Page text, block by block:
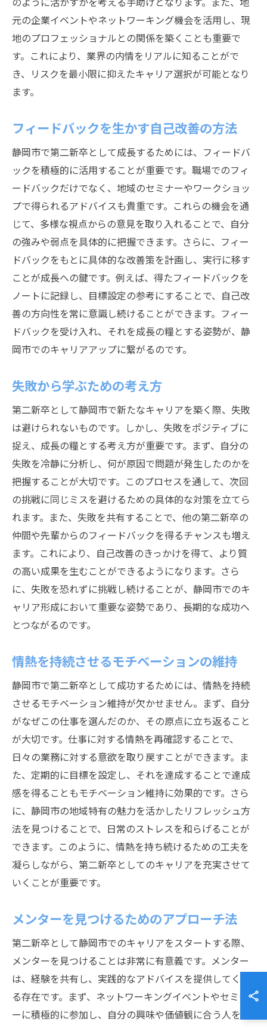
元の企業イベントやネットワーキング機会を活用し、現
地のプロフェッショナルとの関係を築くことも重要で
す。これにより、業界の内情をリアルに知ることがで
き、リスクを最小限に抑えたキャリア選択が可能となり
ます。
フィードバックを生かす自己改善の方法
静岡市で第二新卒として成長するためには、フィードバ
ックを積極的に活用することが重要です。職場でのフィ
ードバックだけでなく、地域のセミナーやワークショッ
プで得られるアドバイスも貴重です。これらの機会を通
じて、多様な視点からの意見を取り入れることで、自分
の強みや弱点を具体的に把握できます。さらに、フィー
ドバックをもとに具体的な改善策を計画し、実行に移す
ことが成長への鍵です。例えば、得たフィードバックを
ノートに記録し、目標設定の参考にすることで、自己改
善の方向性を常に意識し続けることができます。フィー
ドバックを受け入れ、それを成長の糧とする姿勢が、静
岡市でのキャリアアップに繋がるのです。
失敗から学ぶための考え方
第二新卒として静岡市で新たなキャリアを築く際、失敗
は避けられないものです。しかし、失敗をポジティブに
捉え、成長の糧とする考え方が重要です。まず、自分の
失敗を冷静に分析し、何が原因で問題が発生したのかを
把握することが大切です。このプロセスを通して、次回
の挑戦に同じミスを避けるための具体的な対策を立てら
れます。また、失敗を共有することで、他の第二新卒の
仲間や先輩からのフィードバックを得るチャンスも増え
ます。これにより、自己改善のきっかけを得て、より質
の高い成果を生むことができるようになります。さら
に、失敗を恐れずに挑戦し続けることが、静岡市でのキ
ャリア形成において重要な姿勢であり、長期的な成功へ
とつながるのです。
情熱を持続させるモチベーションの維持
静岡市で第二新卒として成功するためには、情熱を持続
させるモチベーション維持が欠かせません。まず、自分
がなぜこの仕事を選んだのか、その原点に立ち返ること
が大切です。仕事に対する情熱を再確認することで、
日々の業務に対する意欲を取り戻すことができます。ま
た、定期的に目標を設定し、それを達成することで達成
感を得ることもモチベーション維持に効果的です。さら
に、静岡市の地域特有の魅力を活かしたリフレッシュ方
法を見つけることで、日常のストレスを和らげることが
できます。このように、情熱を持ち続けるための工夫を
凝らしながら、第二新卒としてのキャリアを充実させて
いくことが重要です。
メンターを見つけるためのアプローチ法
第二新卒として静岡市でのキャリアをスタートする際、
メンターを見つけることは非常に有意義です。メンター
は、経験を共有し、実践的なアドバイスを提供してくれ
る存在です。まず、ネットワーキングイベントやセミナ
ーに積極的に参加し、自分の興味や価値観に合う人を見